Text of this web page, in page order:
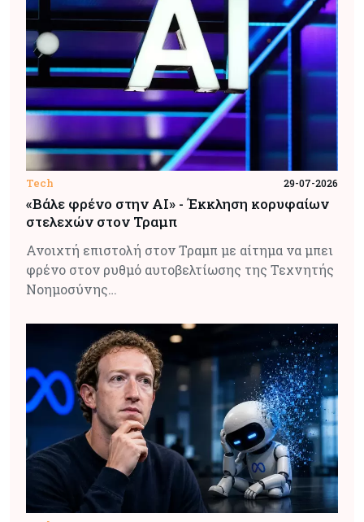
Tech 29-07-2026
«Βάλε φρένο στην AI» - Έκκληση κορυφαίων
στελεχών στον Τραμπ
Ανοιχτή επιστολή στον Τραμπ με αίτημα να μπει
φρένο στον ρυθμό αυτοβελτίωσης της Τεχνητής
Νοημοσύνης…